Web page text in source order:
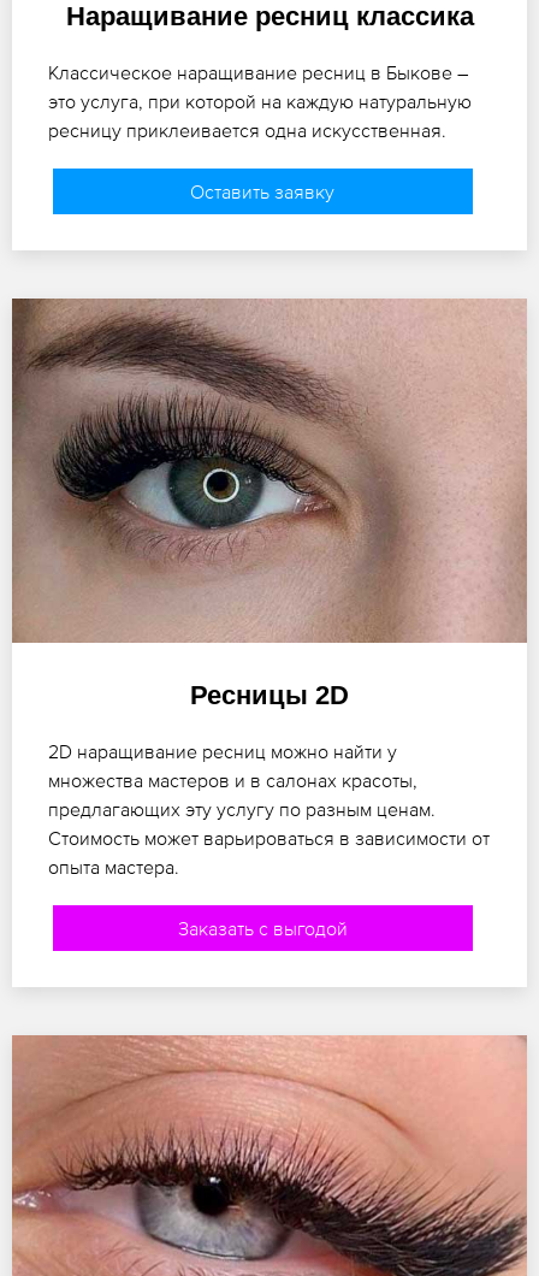
Наращивание ресниц классика
Классическое наращивание ресниц в Быкове –
это услуга, при которой на каждую натуральную
ресницу приклеивается одна искусственная.
Оставить заявку
Ресницы 2D
2D наращивание ресниц можно найти у
множества мастеров и в салонах красоты,
предлагающих эту услугу по разным ценам.
Стоимость может варьироваться в зависимости от
опыта мастера.
Заказать с выгодой